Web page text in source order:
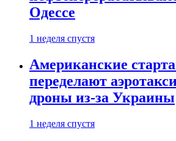
Одессе
1 неделя спустя
Американские
переделают
дроны из-за Украины
1 неделя спустя